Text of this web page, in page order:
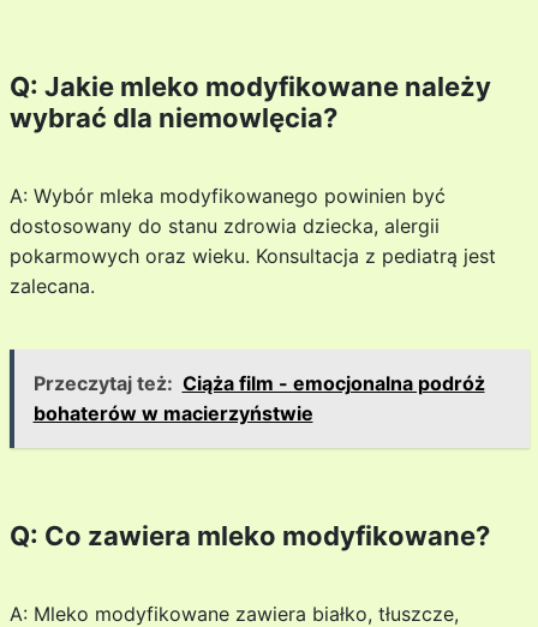
Q: Jakie mleko modyfikowane należy
wybrać dla niemowlęcia?
A: Wybór mleka modyfikowanego powinien być
dostosowany do stanu zdrowia dziecka, alergii
pokarmowych oraz wieku. Konsultacja z pediatrą jest
zalecana.
Przeczytaj też: Ciąża film - emocjonalna podróż
bohaterów w macierzyństwie
Q: Co zawiera mleko modyfikowane?
A: Mleko modyfikowane zawiera białko, tłuszcze,